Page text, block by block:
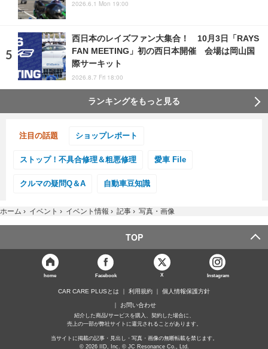
2026.6.1 Mon 19:00
西日本のレイズファン大集合！ 10月3日「RAYS
FAN MEETING」初の西日本開催 会場は岡山国
際サーキット
2026.8.7 Fri 18:00
ランキングをもっと見る
注目の話題 ショップレポート
ストップ！不具合修理＆粗悪修理 愛車 File
クルマの疑問Q＆A 自動車豆知識
ホーム › イベント › イベント情報 › 記事 › 写真・画像
TOP
home Facebook X Instagram
CAR CARE PLUSとは 利用規約 個人情報保護方針
お問い合わせ
紹介した商品/サービスを購入、契約した場合に、
売上の一部が弊社サイトに還元されることがあります。
当サイトに掲載の記事・見出し・写真・画像の無断転載を禁じます。
© 2026 IID, Inc. © JC Resonance Co., Ltd.